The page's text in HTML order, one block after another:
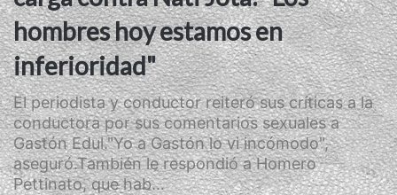
hombres hoy estamos en
inferioridad"
El periodista y conductor reiteró sus críticas a la
conductora por sus comentarios sexuales a
Gastón Edul."Yo a Gastón lo vi incómodo",
aseguró.También le respondió a Homero
Pettinato, que hab...